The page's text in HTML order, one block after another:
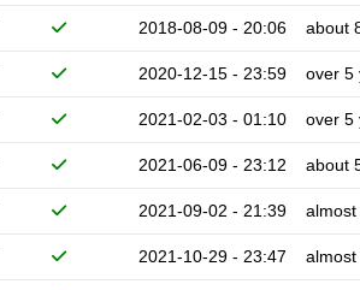
2018-08-09 - 20:06 about
2020-12-15 - 23:59 over 5
2021-02-03 - 01:10 over 5
2021-06-09 - 23:12 about
2021-09-02 - 21:39
2021-10-29 - 23:47